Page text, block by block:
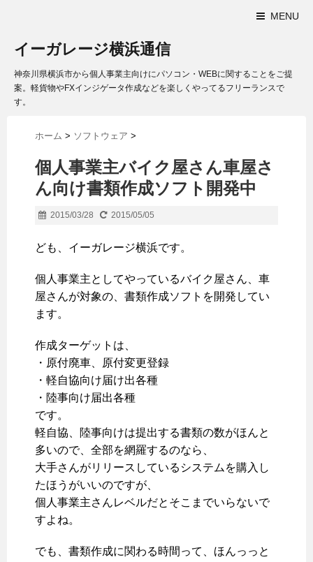
MENU
イーガレージ横浜通信
神奈川県横浜市から個人事業主向けにパソコン・WEBに関することをご提
案。軽貨物やFXインジゲータ作成などを楽しくやってるフリーランスで
す。
ホーム > ソフトウェア >
個人事業主バイク屋さん車屋さ
ん向け書類作成ソフト開発中
2015/03/28 2015/05/05
ども、イーガレージ横浜です。
個人事業主としてやっているバイク屋さん、車
屋さんが対象の、書類作成ソフトを開発してい
ます。
作成ターゲットは、
・原付廃車、原付変更登録
・軽自協向け届け出各種
・陸事向け届出各種
です。
軽自協、陸事向けは提出する書類の数がほんと
多いので、全部を網羅するのなら、
大手さんがリリースしているシステムを購入し
たほうがいいのですが、
個人事業主さんレベルだとそこまでいらないで
すよね。
でも、書類作成に関わる時間って、ほんっっと